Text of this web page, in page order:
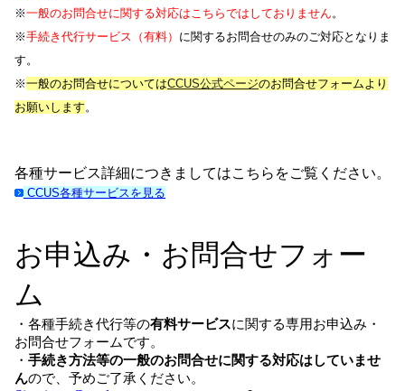
※一般のお問合せに関する対応はこちらではしておりません。
※手続き代行サービス（有料） に関するお問合せのみのご対応となりま
す。
※一般のお問合せについてはCCUS公式ページのお問合せフォームより
お願いします。
各種サービス詳細につきましてはこちらをご覧ください。
CCUS各種サービスを見る